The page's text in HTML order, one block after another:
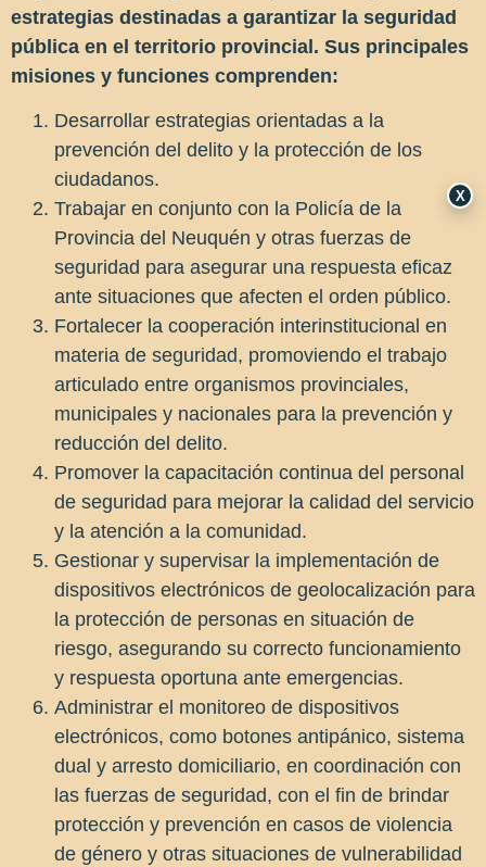
estrategias destinadas a garantizar la seguridad
pública en el territorio provincial. Sus principales
misiones y funciones comprenden:
Desarrollar estrategias orientadas a la
prevención del delito y la protección de los
ciudadanos.
Trabajar en conjunto con la Policía de la
Provincia del Neuquén y otras fuerzas de
seguridad para asegurar una respuesta eficaz
ante situaciones que afecten el orden público.
Fortalecer la cooperación interinstitucional en
materia de seguridad, promoviendo el trabajo
articulado entre organismos provinciales,
municipales y nacionales para la prevención y
reducción del delito.
Promover la capacitación continua del personal
de seguridad para mejorar la calidad del servicio
y la atención a la comunidad.
Gestionar y supervisar la implementación de
dispositivos electrónicos de geolocalización para
la protección de personas en situación de
riesgo, asegurando su correcto funcionamiento
y respuesta oportuna ante emergencias.
Administrar el monitoreo de dispositivos
electrónicos, como botones antipánico, sistema
dual y arresto domiciliario, en coordinación con
las fuerzas de seguridad, con el fin de brindar
protección y prevención en casos de violencia
de género y otras situaciones de vulnerabilidad
X